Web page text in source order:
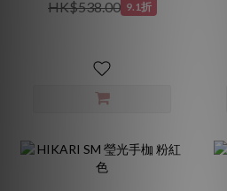
HK$538.00 9.1折